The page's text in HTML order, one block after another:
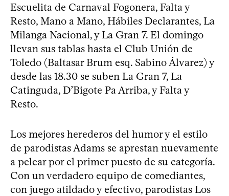
Escuelita de Carnaval Fogonera, Falta y
Resto, Mano a Mano, Hábiles Declarantes, La
Milanga Nacional, y La Gran 7. El domingo
llevan sus tablas hasta el Club Unión de
Toledo (Baltasar Brum esq. Sabino Álvarez) y
desde las 18.30 se suben La Gran 7, La
Catinguda, D’Bigote Pa Arriba, y Falta y
Resto.
Los mejores herederos del humor y el estilo
de parodistas Adams se aprestan nuevamente
a pelear por el primer puesto de su categoría.
Con un verdadero equipo de comediantes,
con juego atildado y efectivo, parodistas Los